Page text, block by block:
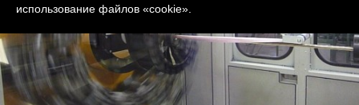
использование файлов «cookie».